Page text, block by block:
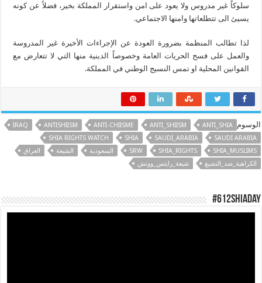
سلوكاً غير مدروس ولا يعود على امن واستقرار المملكة بخير، فضلاً عن كونه
يسيئ الى تتطلعاتها وامنها الاجتماعي.
لذا تطالب المنظمة بضرورة العودة عن الإجراءات الأخيرة غير المدروسة
والعمل على فسح الحريات العامة وخصوصاً الدينية منها التي لا تتعارض مع
القوانين المحلية او تمس النسيج الوطني في المملكة.
الوسوم ANTI_SHIA
ANTI_SHIISM
ANTI-CHIISME
ANTISHIISM
IRAQ
SAUDI ARABIA
SAUDI_ARABIA
SHIA
SHIA RIGHTS WATCH
SHIA_MUSLIMS
SHIA_RIGHTS
SRW السعودية الشيعة
العراق
الكراهية_ضد_التشيع
شيعة_رايتس_ووتش
#612ShiaDay